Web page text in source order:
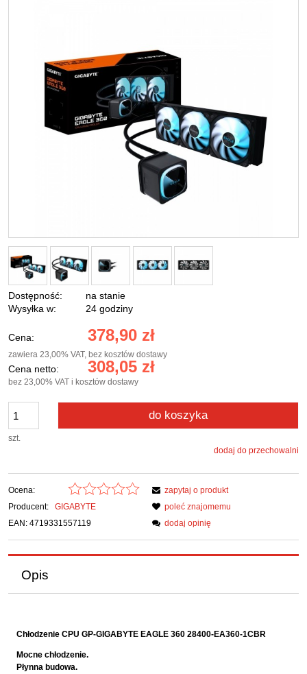
Dostępność:
na stanie
Wysyłka w:
24 godziny
Cena: 378,90 zł
zawiera 23,00% VAT, bez kosztów dostawy
Cena netto: 308,05 zł
bez 23,00% VAT i kosztów dostawy
szt.
do koszyka
dodaj do przechowalni
Ocena:
Producent:
GIGABYTE
EAN: 4719331557119
zapytaj o produkt
poleć znajomemu
dodaj opinię
Opis
Chłodzenie CPU GP-GIGABYTE EAGLE 360 28400-EA360-1CBR
Mocne chłodzenie.
Płynna budowa.